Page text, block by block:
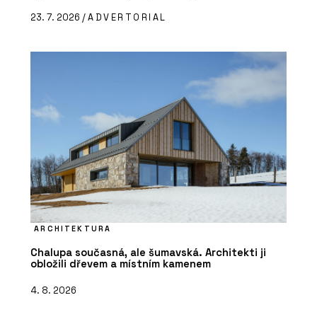
23. 7. 2026 /ADVERTORIAL
ARCHITEKTURA
Chalupa současná, ale šumavská. Architekti ji
obložili dřevem a místním kamenem
4. 8. 2026